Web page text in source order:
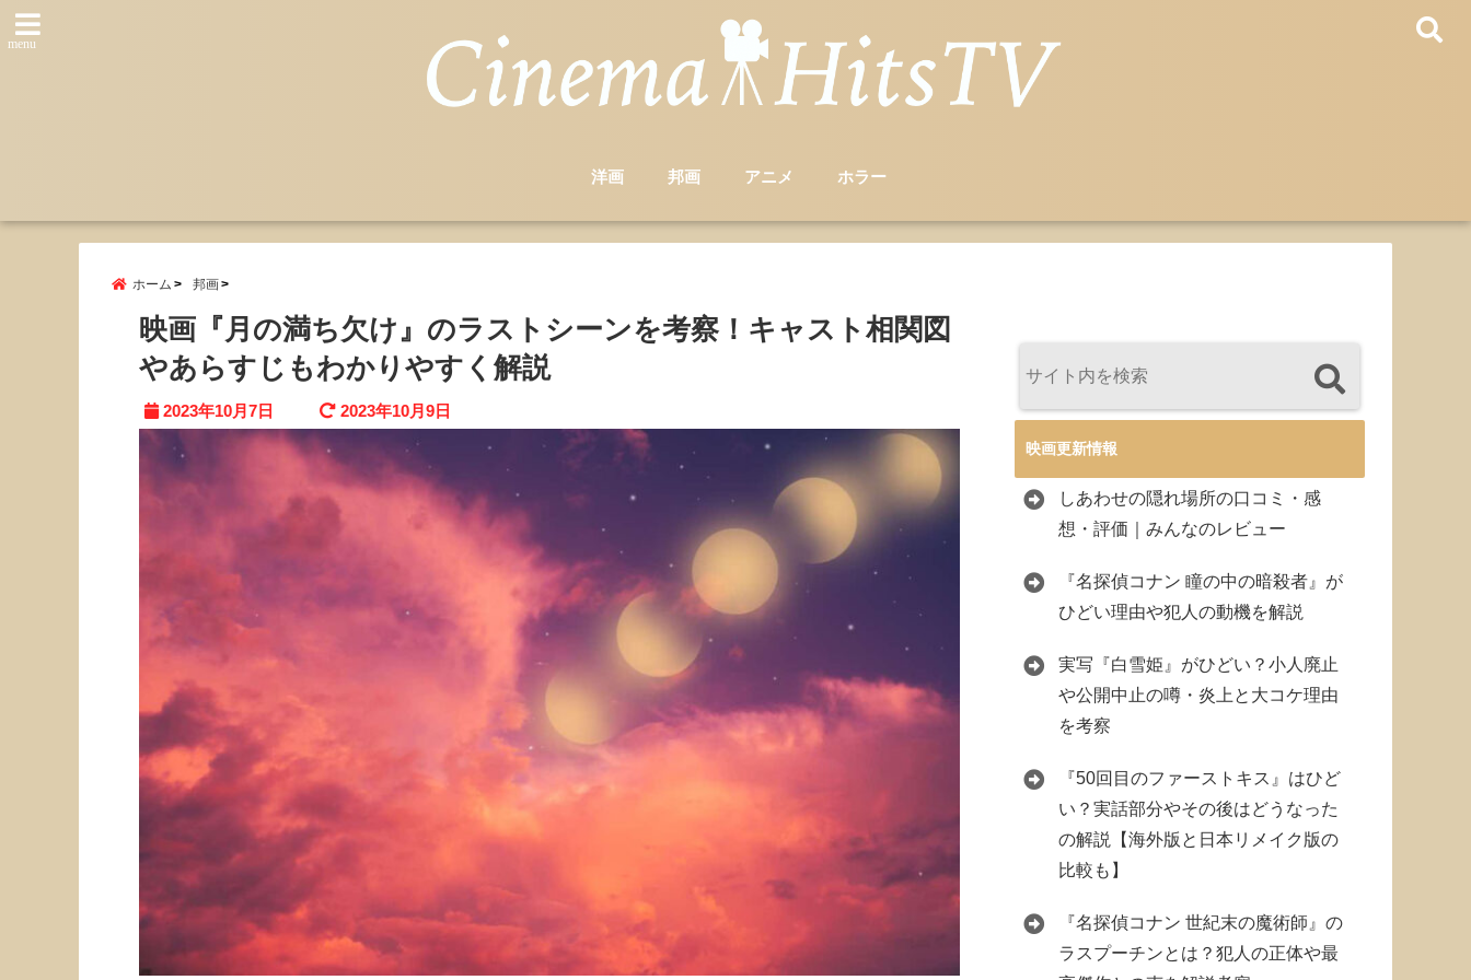
menu
洋画 邦画 アニメ ホラー
ホーム 邦画
映画『月の満ち欠け』のラストシーンを考察！キャスト相関図
やあらすじもわかりやすく解説
2023年10月7日 2023年10月9日
映画更新情報
しあわせの隠れ場所の口コミ・感
想・評価｜みんなのレビュー
『名探偵コナン 瞳の中の暗殺者』が
ひどい理由や犯人の動機を解説
実写『白雪姫』がひどい？小人廃止
や公開中止の噂・炎上と大コケ理由
を考察
『50回目のファーストキス』はひど
い？実話部分やその後はどうなった
の解説【海外版と日本リメイク版の
比較も】
『名探偵コナン 世紀末の魔術師』の
ラスプーチンとは？犯人の正体や最